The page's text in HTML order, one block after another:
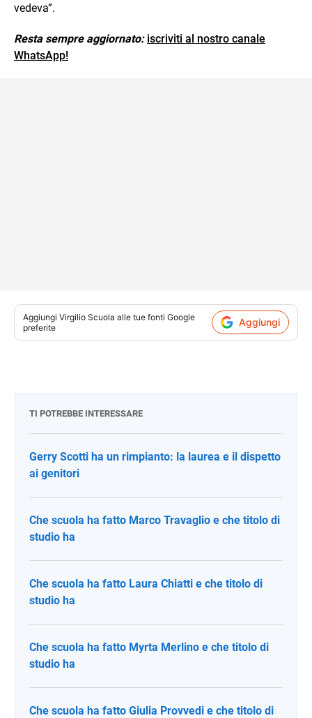
vedeva”.
Resta sempre aggiornato: iscriviti al nostro canale
WhatsApp!
Aggiungi Virgilio Scuola alle tue fonti Google
preferite
Aggiungi
TI POTREBBE INTERESSARE
Gerry Scotti ha un rimpianto: la laurea e il dispetto
ai genitori
Che scuola ha fatto Marco Travaglio e che titolo di
studio ha
Che scuola ha fatto Laura Chiatti e che titolo di
studio ha
Che scuola ha fatto Myrta Merlino e che titolo di
studio ha
Che scuola ha fatto Giulia Provvedi e che titolo di